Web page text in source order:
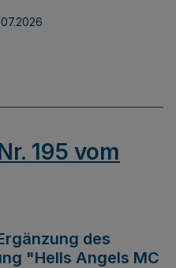
195 vom
des
"Hells Angels MC